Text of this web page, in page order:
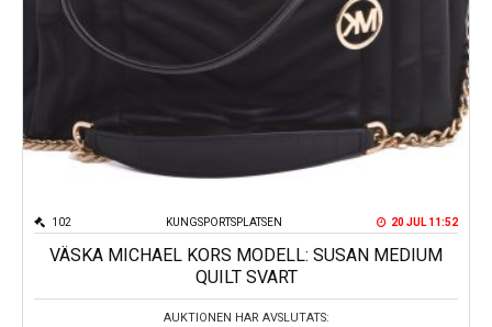
KUNGSPORTSPLATSEN
102 20 JUL 11:52
VÄSKA MICHAEL KORS MODELL: SUSAN MEDIUM
QUILT SVART
AUKTIONEN HAR AVSLUTATS: